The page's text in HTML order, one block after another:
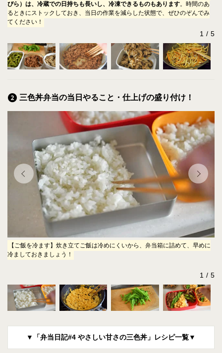
ぴら）は、冷蔵での日持ちも長いし、冷凍できるものもあります。時間のあ
るときにストックしておき、当日の作業を減らした状態で、ぜひのぞんでみ
てください！
1 5
三色丼弁当の当日やること・仕上げの盛り付け！
【ご飯を冷ます】炊き立てご飯は冷めにくいから、弁当箱に詰めて、早めに
冷ましておきましょう！
1 5
▼「弁当日記#4 やさしい甘さの三色丼」レシピ一覧▼